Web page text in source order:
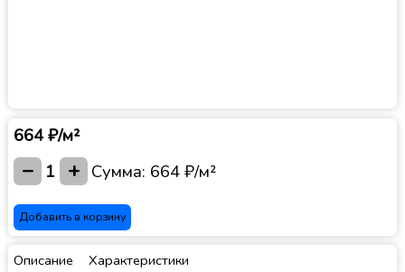
664 ₽/м²
− 1 + Сумма: 664 ₽/м²
Добавить в корзину
Описание Характеристики